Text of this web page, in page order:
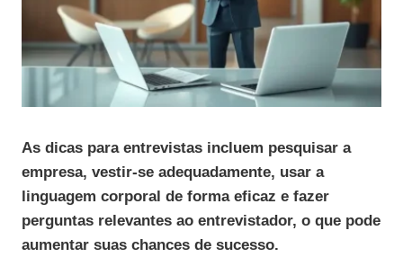
As dicas para entrevistas incluem pesquisar a
empresa, vestir-se adequadamente, usar a
linguagem corporal de forma eficaz e fazer
perguntas relevantes ao entrevistador, o que pode
aumentar suas chances de sucesso.